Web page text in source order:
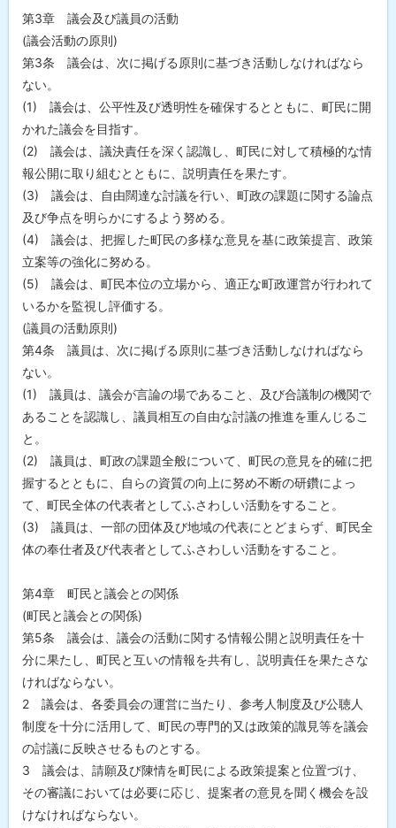
第3章 議会及び議員の活動
(議会活動の原則)
第3条 議会は、次に掲げる原則に基づき活動しなければなら
ない。
(1) 議会は、公平性及び透明性を確保するとともに、町民に開
かれた議会を目指す。
(2) 議会は、議決責任を深く認識し、町民に対して積極的な情
報公開に取り組むとともに、説明責任を果たす。
(3) 議会は、自由闊達な討議を行い、町政の課題に関する論点
及び争点を明らかにするよう努める。
(4) 議会は、把握した町民の多様な意見を基に政策提言、政策
立案等の強化に努める。
(5) 議会は、町民本位の立場から、適正な町政運営が行われて
いるかを監視し評価する。
(議員の活動原則)
第4条 議員は、次に掲げる原則に基づき活動しなければなら
ない。
(1) 議員は、議会が言論の場であること、及び合議制の機関で
あることを認識し、議員相互の自由な討議の推進を重んじるこ
と。
(2) 議員は、町政の課題全般について、町民の意見を的確に把
握するとともに、自らの資質の向上に努め不断の研鑽によっ
て、町民全体の代表者としてふさわしい活動をすること。
(3) 議員は、一部の団体及び地域の代表にとどまらず、町民全
体の奉仕者及び代表者としてふさわしい活動をすること。
第4章 町民と議会との関係
(町民と議会との関係)
第5条 議会は、議会の活動に関する情報公開と説明責任を十
分に果たし、町民と互いの情報を共有し、説明責任を果たさな
ければならない。
2 議会は、各委員会の運営に当たり、参考人制度及び公聴人
制度を十分に活用して、町民の専門的又は政策的識見等を議会
の討議に反映させるものとする。
3 議会は、請願及び陳情を町民による政策提案と位置づけ、
その審議においては必要に応じ、提案者の意見を聞く機会を設
けなければならない。